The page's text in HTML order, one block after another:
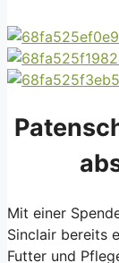
Mit einer
Sinclair bereits
Futter und